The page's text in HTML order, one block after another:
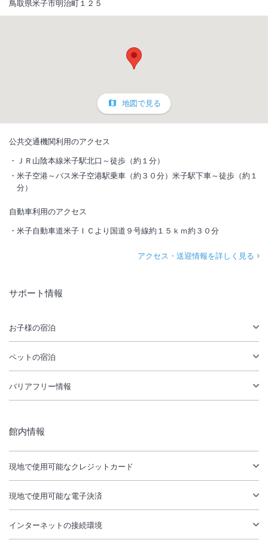
鳥取県米子市明治町１２５
地図で見る
公共交通機関利用のアクセス
ＪＲ山陰本線米子駅北口～徒歩（約１分）
米子空港～バス米子空港駅乗車（約３０分）米子駅下車～徒歩（約１
分）
自動車利用のアクセス
米子自動車道米子ＩＣより国道９号線約１５ｋｍ約３０分
アクセス・送迎情報を詳しく見る
サポート情報
お子様の宿泊
ペットの宿泊
バリアフリー情報
館内情報
現地で使用可能なクレジットカード
現地で使用可能な電子決済
インターネットの接続環境